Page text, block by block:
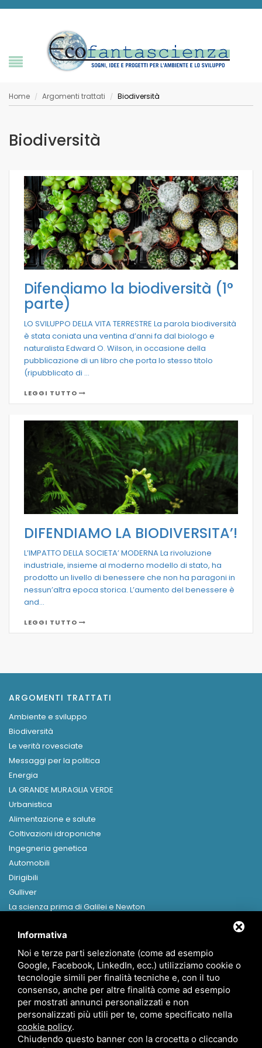
Home / Argomenti trattati / Biodiversità
Biodiversità
Difendiamo la biodiversità (1°
parte)
LO SVILUPPO DELLA VITA TERRESTRE La parola biodiversità
è stata coniata una ventina d’anni fa dal biologo e
naturalista Edward O. Wilson, in occasione della
pubblicazione di un libro che porta lo stesso titolo
(ripubblicato di ...
LEGGI TUTTO
DIFENDIAMO LA BIODIVERSITA’!
L’IMPATTO DELLA SOCIETA’ MODERNA La rivoluzione
industriale, insieme al moderno modello di stato, ha
prodotto un livello di benessere che non ha paragoni in
nessun’altra epoca storica. L’aumento del benessere è
and...
LEGGI TUTTO
ARGOMENTI TRATTATI
Ambiente e sviluppo
Biodiversità
Le verità rovesciate
Messaggi per la politica
Energia
LA GRANDE MURAGLIA VERDE
Urbanistica
Alimentazione e salute
Coltivazioni idroponiche
Ingegneria genetica
Automobili
Dirigibili
Gulliver
La scienza prima di Galilei e Newton
Home
Presentazione
Canapa
News
Contatti
Informativa
Noi e terze parti selezionate (come ad esempio
Google, Facebook, LinkedIn, ecc.) utilizziamo cookie o
tecnologie simili per finalità tecniche e, con il tuo
consenso, anche per altre finalità come ad esempio
per mostrati annunci personalizzati e non
personalizzati più utili per te, come specificato nella
cookie policy.
Chiudendo questo banner con la crocetta o cliccando